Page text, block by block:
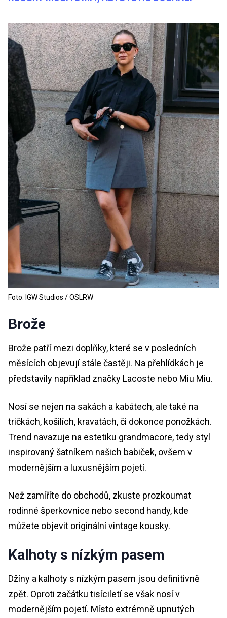
Foto: IGW Studios / OSLRW
Brože
Brože patří mezi doplňky, které se v posledních
měsících objevují stále častěji. Na přehlídkách je
představily například značky Lacoste nebo Miu Miu.
Nosí se nejen na sakách a kabátech, ale také na
tričkách, košilích, kravatách, či dokonce ponožkách.
Trend navazuje na estetiku grandmacore, tedy styl
inspirovaný šatníkem našich babiček, ovšem v
modernějším a luxusnějším pojetí.
Než zamíříte do obchodů, zkuste prozkoumat
rodinné šperkovnice nebo second handy, kde
můžete objevit originální vintage kousky.
Kalhoty s nízkým pasem
Džíny a kalhoty s nízkým pasem jsou definitivně
zpět. Oproti začátku tisíciletí se však nosí v
modernějším pojetí. Místo extrémně upnutých